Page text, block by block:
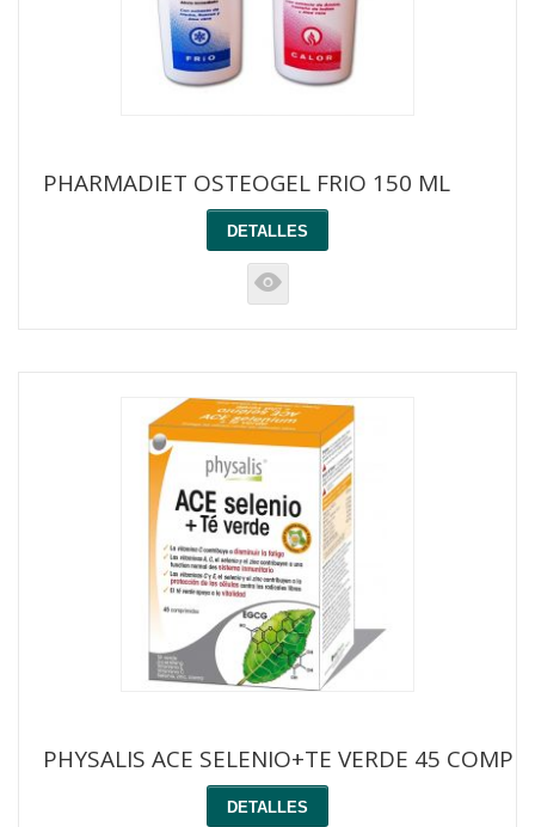
PHARMADIET OSTEOGEL FRIO 150 ML
DETALLES
K
PHYSALIS ACE SELENIO+TE VERDE 45 COMP
DETALLES